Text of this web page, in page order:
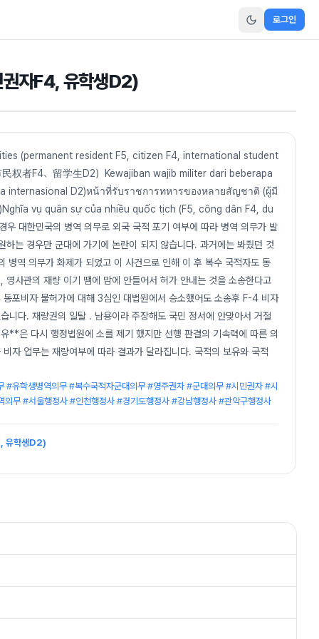
로그인
권자F4, 유학생D2)
(permanent resident F5, citizen F4, international student
权者F4、留学生D2）Kewajiban wajib militer dari beberapa
internasional D2)หน้าที่รับราชการทหารของหลายสัญชาติ (ผู้มี
vụ quân sự của nhiều quốc tịch (F5, công dân F4, du
대한민국의 병역 의무로 외국 국적 포기 여부에 따라 병역 의무가 발
는 경우만 군대에 가기에 논란이 되지 않습니다. 과거에는 봐줬던 것
역 의무가 화제가 되었고 이 사건으로 인해 이 후 복수 국적자도 동
사관의 재량 이기 땜에 맘에 안들어서 허가 안내는 것을 소송한다고
포비자 불허가에 대해 3심인 대법원에서 승소했어도 소송후 F-4 비자
니다. 재량권의 일탈 . 남용이라 주장해도 국민 정서에 안맞아서 거절
**은 다시 행정법원에 소를 제기 했지만 선행 판결의 기속력에 따른 의
자 업무는 재량여부에 따라 결과가 달라집니다. 국적의 보유와 국적
유학생병역의무 #복수국적자군대의무 #영주권자 #군대의무 #시민권자 #시
무 #서울행정사 #인천행정사 #경기도행정사 #강남행정사 #관악구행정사
유학생D2)